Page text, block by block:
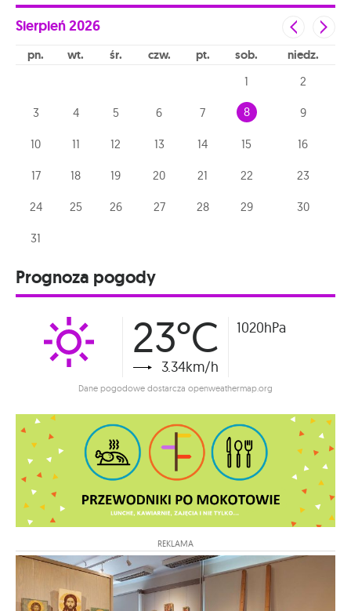
Sierpień2026
pn wt śr czw pt sob niedz
1 2
3 4 5 6 7 8 9
10 11 12 13 14 15 16
17 18 19 20 21 22 23
24 25 26 27 28 29 30
31
Prognoza pogody
23°C
3.34km/h
1020hPa
Dane pogodowe dostarcza openweathermap.org
REKLAMA